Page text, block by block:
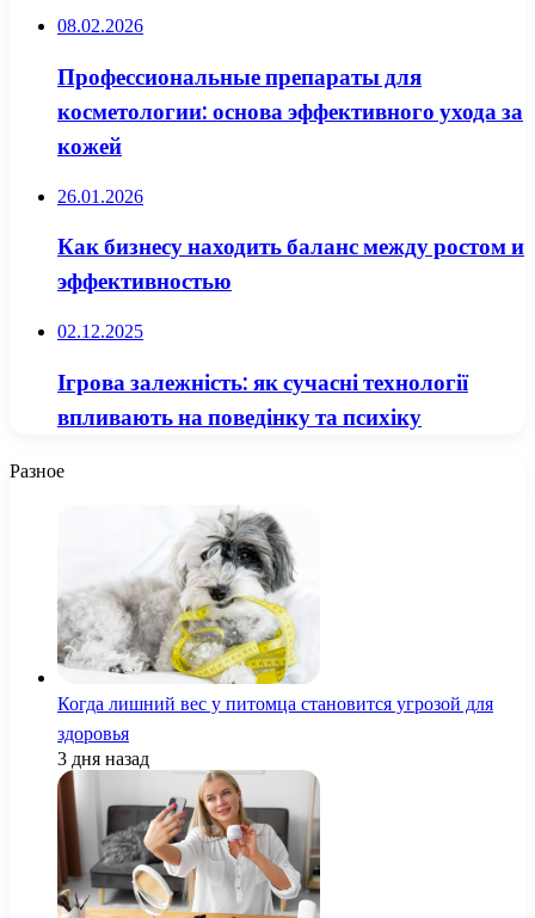
08.02.2026
Профессиональные препараты для
косметологии: основа эффективного ухода за
кожей
26.01.2026
Как бизнесу находить баланс между ростом и
эффективностью
02.12.2025
Ігрова залежність: як сучасні технології
впливають на поведінку та психіку
Разное
Когда лишний вес у питомца становится угрозой для
здоровья
3 дня назад